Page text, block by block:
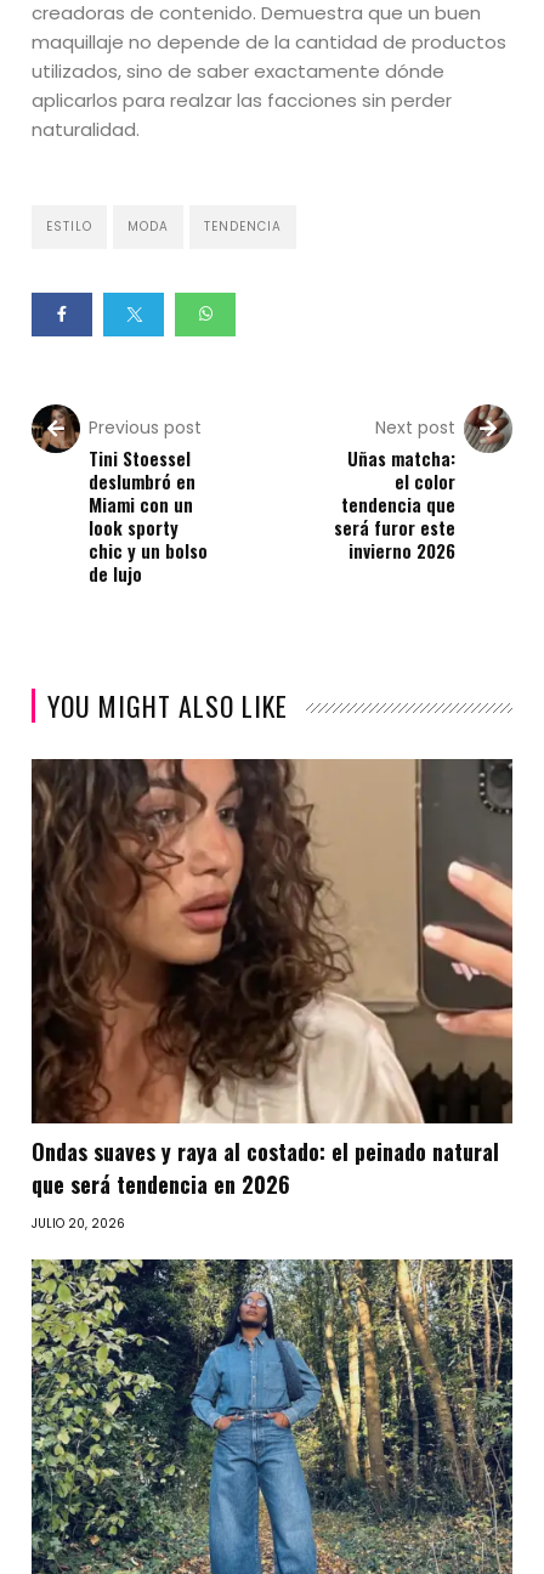
creadoras de contenido. Demuestra que un buen
maquillaje no depende de la cantidad de productos
utilizados, sino de saber exactamente dónde
aplicarlos para realzar las facciones sin perder
naturalidad.
ESTILO MODA TENDENCIA
Previous post
Tini Stoessel
deslumbró en
Miami con un
look sporty
chic y un bolso
de lujo
Next post
Uñas matcha:
el color
tendencia que
será furor este
invierno 2026
YOU MIGHT ALSO LIKE
Ondas suaves y raya al costado: el peinado natural
que será tendencia en 2026
JULIO 20, 2026